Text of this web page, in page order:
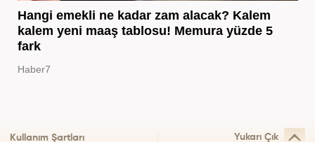
Hangi emekli ne kadar zam alacak? Kalem
kalem yeni maaş tablosu! Memura yüzde 5
fark
Haber7
Kullanım Şartları Yukarı Çık